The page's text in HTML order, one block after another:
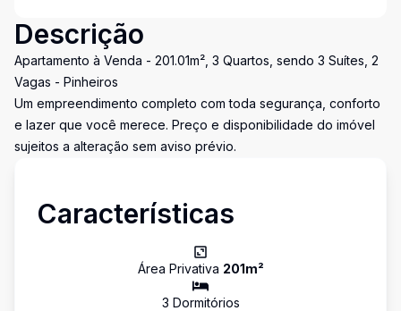
Descrição
Apartamento à Venda - 201.01m², 3 Quartos, sendo 3 Suítes, 2
Vagas - Pinheiros
Um empreendimento completo com toda segurança, conforto
e lazer que você merece. Preço e disponibilidade do imóvel
sujeitos a alteração sem aviso prévio.
Características
Área Privativa 201m²
3 Dormitórios